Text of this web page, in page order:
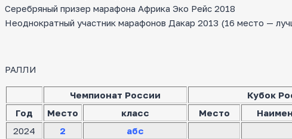
Серебряный призер марафона Африка Эко Рейс 2018
Неоднократный участник марафонов Дакар 2013 (16 место —
РАЛЛИ
Чемпионат России
Кубок
Год
Место класс Место
2024
2
абс